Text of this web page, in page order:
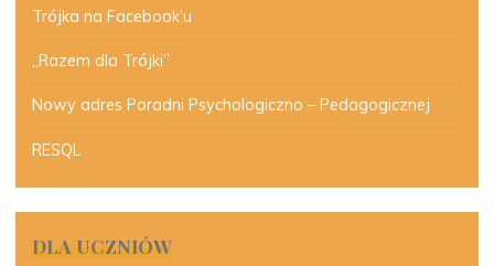
Trójka na Facebook’u
„Razem dla Trójki”
Nowy adres Poradni Psychologiczno – Pedagogicznej
RESQL
DLA UCZNIÓW